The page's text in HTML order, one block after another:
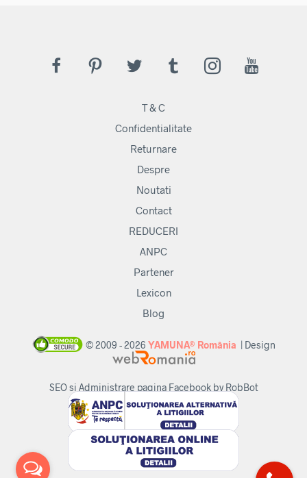
pagina
T & C
Confidentialitate
Returnare
Despre
Noutati
Contact
REDUCERI
ANPC
Partener
Lexicon
Blog
© 2009 - 2026 YAMUNA® România | Design
SEO si Administrare pagina Facebook by RobBot